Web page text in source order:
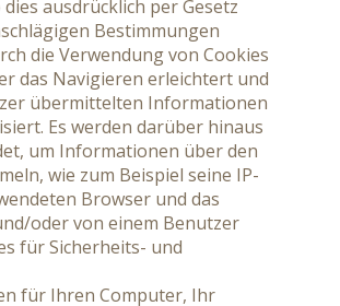
ausdrücklich per Gesetz
Bestimmungen
die Verwendung von Cookies
das Navigieren erleichtert und
übermittelten Informationen
Es werden darüber hinaus
um Informationen über den
wie zum Beispiel seine IP-
Browser und das
oder von einem Benutzer
für Sicherheits- und
für Ihren Computer, Ihr